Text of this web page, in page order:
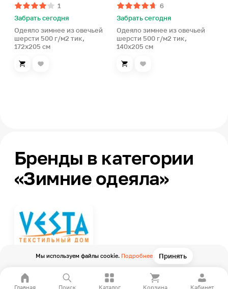
1
Забрать сегодня
Одеяло зимнее из овечьей
шерсти 500 г/м2 тик,
172х205 см
6
Забрать сегодня
Одеяло зимнее из овечьей
шерсти 500 г/м2 тик,
140х205 см
Бренды в категории
«Зимние одеяла»
Главная Поиск Каталог Корзина Кабинет
Мы используем файлы cookie. Подробнее Принять